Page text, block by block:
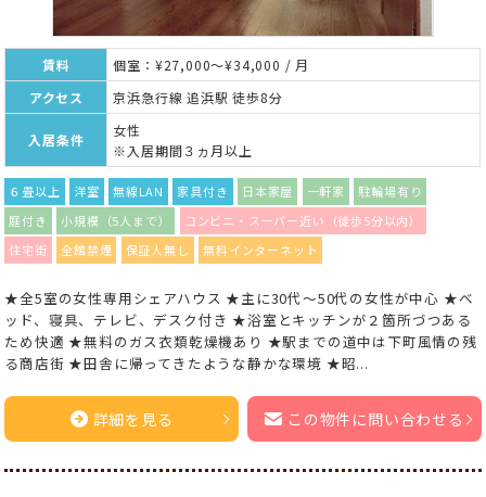
賃料
個室：¥27,000～¥34,000 / 月
アクセス
京浜急行線 追浜駅 徒歩8分
入居条件
女性
※入居期間３ヵ月以上
６畳以上 洋室 無線LAN 家具付き 日本家屋 一軒家
駐輪場有り
庭付き
小規模（5人まで）
コンビニ・スーパー近い（徒歩5分以内）
住宅街
全館禁煙 保証人無し 無料インターネット
★全5室の女性専用シェアハウス ★主に30代〜50代の女性が中心 ★ベ
ッド、寝具、テレビ、デスク付き ★浴室とキッチンが２箇所づつある
ため快適 ★無料のガス衣類乾燥機あり ★駅までの道中は下町風情の残
る商店街 ★田舎に帰ってきたような静かな環境 ★昭...
詳細を見る この物件に問い合わせる